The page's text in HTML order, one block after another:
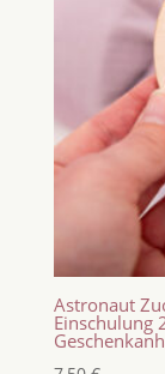
Astronaut
Einschulung